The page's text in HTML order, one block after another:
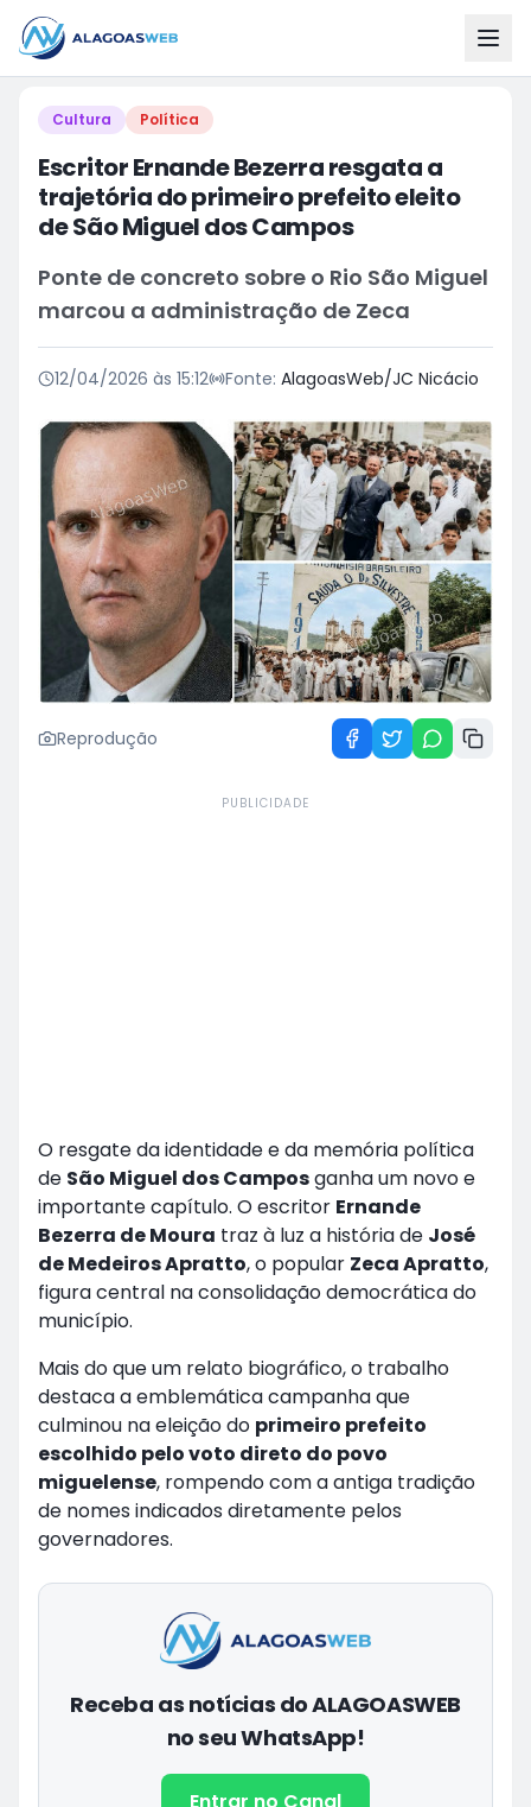
Cultura Política
Escritor Ernande Bezerra resgata a
trajetória do primeiro prefeito eleito
de São Miguel dos Campos
Ponte de concreto sobre o Rio São Miguel
marcou a administração de Zeca
12/04/2026 às 15:12 Fonte: AlagoasWeb/JC Nicácio
Reprodução
PUBLICIDADE
O resgate da identidade e da memória política
de São Miguel dos Camposganha um novo e
importante capítulo. O escritor Ernande
Bezerra de Moura traz à luz a história de José
de Medeiros Apratto, o popular Zeca Apratto,
figura central na consolidação democrática do
município.
Mais do que um relato biográfico, o trabalho
destaca a emblemática campanha que
culminou na eleição do primeiro prefeito
escolhido pelo voto direto do povo
miguelense, rompendo com a antiga tradição
de nomes indicados diretamente pelos
governadores.
Receba as notícias do ALAGOASWEB
no seu WhatsApp!